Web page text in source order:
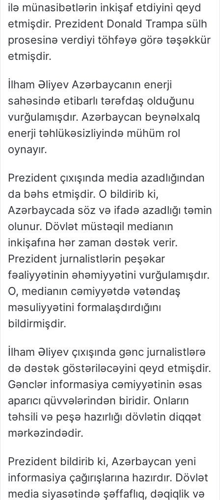
ilə münasibətlərin inkişaf etdiyini qeyd
etmişdir. Prezident Donald Trampa sülh
prosesinə verdiyi töhfəyə görə təşəkkür
etmişdir.
İlham Əliyev Azərbaycanın enerji
sahəsində etibarlı tərəfdaş olduğunu
vurğulamışdır. Azərbaycan beynəlxalq
enerji təhlükəsizliyində mühüm rol
oynayır.
Prezident çıxışında media azadlığından
da bəhs etmişdir. O bildirib ki,
Azərbaycada söz və ifadə azadlığı təmin
olunur. Dövlət müstəqil medianın
inkişafına hər zaman dəstək verir.
Prezident jurnalistlərin peşəkar
fəaliyyətinin əhəmiyyətini vurğulamışdır.
O, medianın cəmiyyətdə vətəndaş
məsuliyyətini formalaşdırdığını
bildirmişdir.
İlham Əliyev çıxışında gənc jurnalistlərə
də dəstək göstəriləcəyini qeyd etmişdir.
Gənclər informasiya cəmiyyətinin əsas
aparıcı qüvvələrindən biridir. Onların
təhsili və peşə hazırlığı dövlətin diqqət
mərkəzindədir.
Prezident bildirib ki, Azərbaycan yeni
informasiya çağırışlarına hazırdır. Dövlət
media siyasətində şəffaflıq, dəqiqlik və